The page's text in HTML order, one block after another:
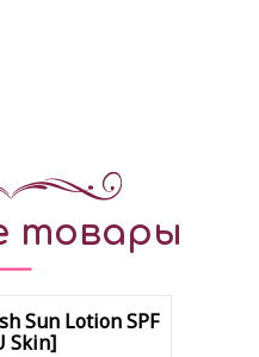
товары
Sun Lotion SPF
Skin]